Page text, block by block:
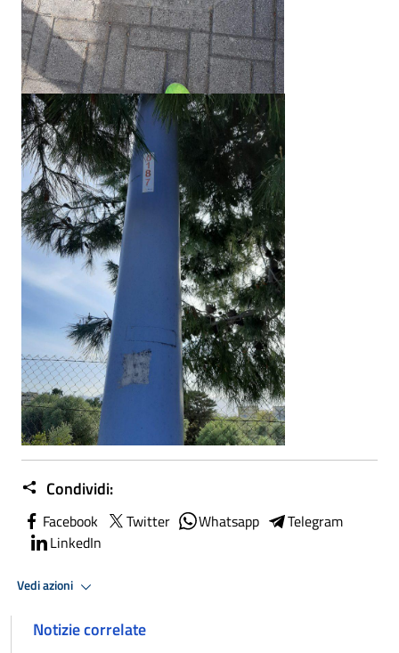
Condividi:
Facebook Twitter Whatsapp
Telegram
LinkedIn
Vedi azioni
Notizie correlate